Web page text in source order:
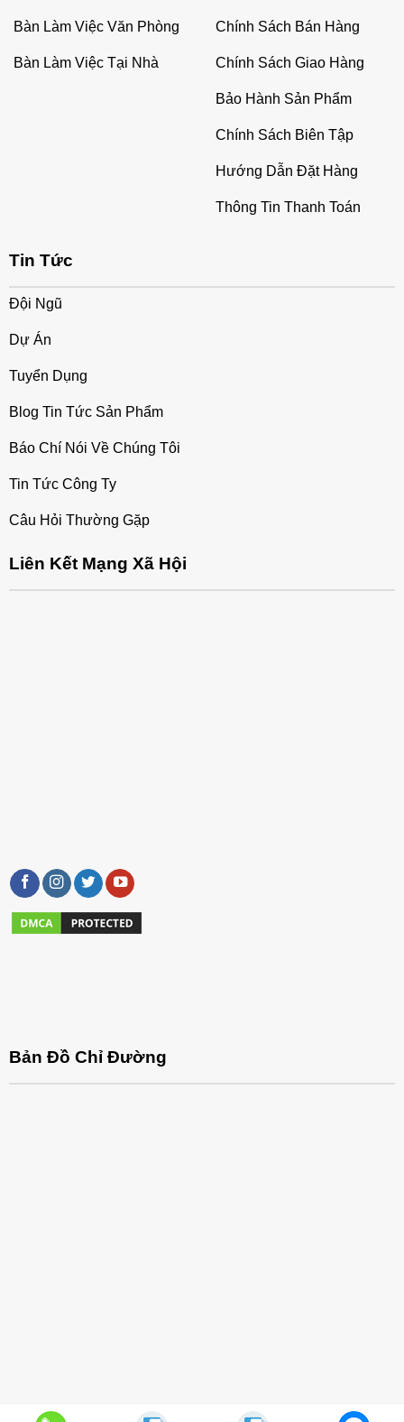
Bàn Làm Việc Văn Phòng
Bàn Làm Việc Tại Nhà
Chính Sách Bán Hàng
Chính Sách Giao Hàng
Bảo Hành Sản Phẩm
Chính Sách Biên Tập
Hướng Dẫn Đặt Hàng
Thông Tin Thanh Toán
Tin Tức
Đội Ngũ
Dự Án
Tuyển Dụng
Blog Tin Tức Sản Phẩm
Báo Chí Nói Về Chúng Tôi
Tin Tức Công Ty
Câu Hỏi Thường Gặp
Liên Kết Mạng Xã Hội
Bản Đồ Chỉ Đường